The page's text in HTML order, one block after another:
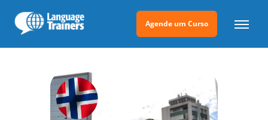
Agende um Curso